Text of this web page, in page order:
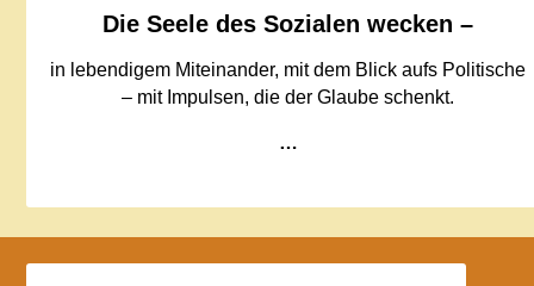
Die Seele des Sozialen wecken –
in lebendigem Miteinander, mit dem Blick aufs Politische
– mit Impulsen, die der Glaube schenkt.
…